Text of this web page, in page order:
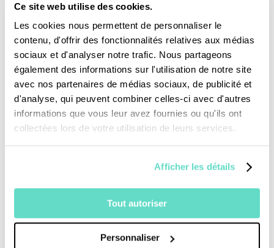
Ce site web utilise des cookies.
Les cookies nous permettent de personnaliser le
contenu, d'offrir des fonctionnalités relatives aux médias
sociaux et d'analyser notre trafic. Nous partageons
également des informations sur l'utilisation de notre site
avec nos partenaires de médias sociaux, de publicité et
d'analyse, qui peuvent combiner celles-ci avec d'autres
informations que vous leur avez fournies ou qu'ils ont
collectées lors de votre utilisation de leurs services.
Afficher les détails
Tout autoriser
Personnaliser
Dieu. Chercher des vestiges préhistoriques
dans les champs : une passion de l’orfèvre
Louis-Guillaume Piéchaud qui s’apparente
aussi à une quête spirituelle.
Françoise Coustaury contemple avec son
amie l’icône qu’elle a offert à la chapelle des
la prière. Marie Feillée a réussi avec son voile à
mettre l’ambon, lieu de la proclamation de la
Parole en lien l’abbatiale de Pontigny et la
Parole elle-même.